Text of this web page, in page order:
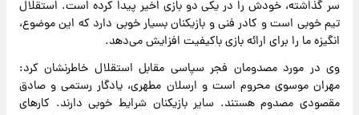
سر گذاشته، خودش را در یکی دو بازی اخیر پیدا کرده است. استقلال
تیم خوبی است و کادر فنی و بازیکنان بسیار خوبی دارد که این موضوع،
انگیزه ما را برای ارائه بازی باکیفیت افزایش می‌دهد.
وی در مورد مصدومان فجر سپاسی مقابل استقلال خاطرنشان کرد:
مهران موسوی محروم است و ارسلان مطهری، یادگار رستمی و صادق
مقصودی مصدوم هستند. سایر بازیکنان شرایط خوبی دارند. کارهای